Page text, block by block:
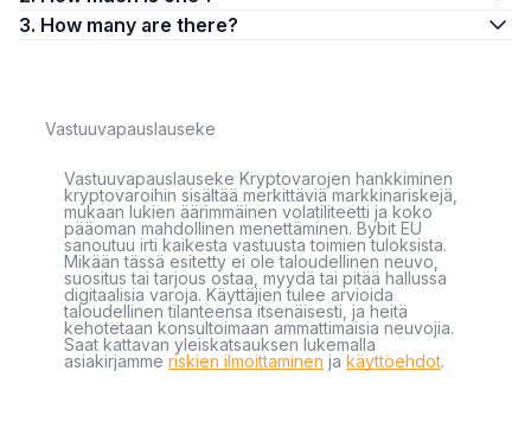
3. How many are there?
Vastuuvapauslauseke
Vastuuvapauslauseke Kryptovarojen hankkiminen
kryptovaroihin sisältää merkittäviä markkinariskejä,
mukaan lukien äärimmäinen volatiliteetti ja koko
pääoman mahdollinen menettäminen. Bybit EU
sanoutuu irti kaikesta vastuusta toimien tuloksista.
Mikään tässä esitetty ei ole taloudellinen neuvo,
suositus tai tarjous ostaa, myydä tai pitää hallussa
digitaalisia varoja. Käyttäjien tulee arvioida
taloudellinen tilanteensa itsenäisesti, ja heitä
kehotetaan konsultoimaan ammattimaisia neuvojia.
Saat kattavan yleiskatsauksen lukemalla
asiakirjamme riskien ilmoittaminen ja käyttöehdot.